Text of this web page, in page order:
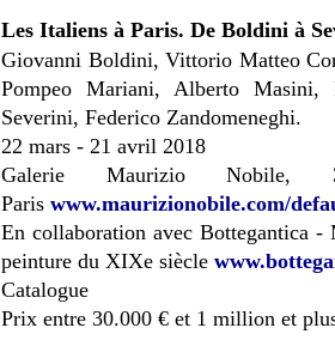
Les Italiens à Paris. De Boldini à
Giovanni Boldini, Vittorio Matteo
Pompeo Mariani, Alberto Masini,
Severini, Federico Zandomeneghi.
22 mars - 21 avril 2018
Galerie Maurizio
Paris www.maurizionobile.com/
En collaboration avec Bottegantica
peinture du XIXe siècle
Catalogue
Prix entre 30.000 € et 1 million et